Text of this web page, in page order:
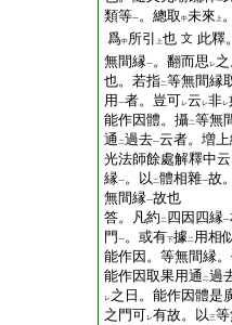
類等一。總取中未來 上
爲中所引 上也 文 此釋
無間縁一。翻而思 レ
也。若指二等無間縁
用 一者。豈可レ云 レ非レ
能作因體。攝二等無
通 二過去一云者。増
光法師餘處解釋中
縁一。以 二體相雜一故
無間縁一故也
答。凡約 二 四因四縁一
門 一。或有下據二 用相
能作因。等無間縁
能作因取果用通 二過
レ之日。能作因體是
之門可レ有故。以三